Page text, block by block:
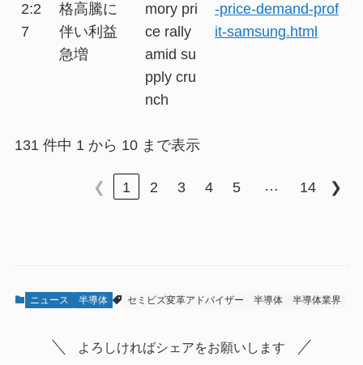
2:2
7
格高騰に
伴い利益
急増
mory pri
ce rally
amid su
pply cru
nch
-price-demand-prof
it-samsung.html
131 件中 1 から 10 まで表示
❮ 1 2 3 4 5 … 14 ❯
ニュース 半導体 セミビズ変革アドバイザー 半導体 半導体業界
よろしければシェアをお願いします